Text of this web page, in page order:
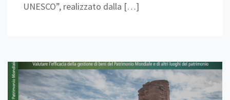
UNESCO”, realizzato dalla […]